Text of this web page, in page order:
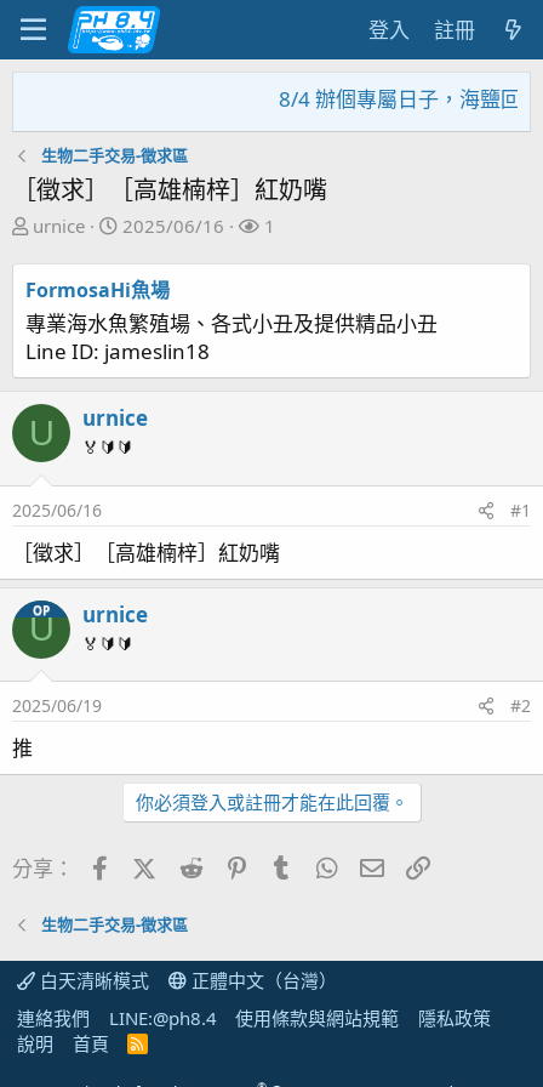
登入 註冊
8/4 辦個專屬日子，海鹽回
生物二手交易-徵求區
［徵求］［高雄楠梓］紅奶嘴
主
起
人
urnice
開
日
期
2025/06/16
關
1
FormosaHi魚場
專業海水魚繁殖場、各式小丑及提供精品小丑
Line ID: jameslin18
U urnice
🏅🔰🔰
2025/06/16 #1
［徵求］［高雄楠梓］紅奶嘴
OP
U urnice
🏅🔰🔰
2025/06/19 #2
推
你必須登入或註冊才能在此回覆。
分享： FacebookX (Twitter)
Reddit PinterestTumblrWhatsApp電子郵件
生物二手交易-徵求區
白天清晰模式
正體中文（台灣）
連絡我們
LINE:@ph8.4 使用條款與網站規範
隱私政策
說明
首頁
R